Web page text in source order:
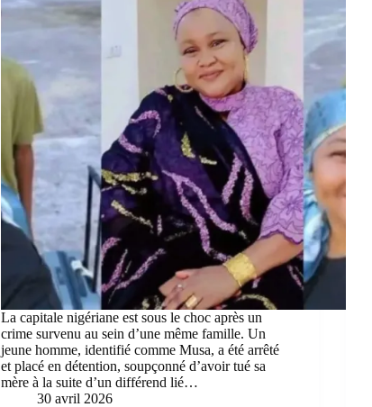
La capitale nigériane est sous le choc après un
crime survenu au sein d’une même famille. Un
jeune homme, identifié comme Musa, a été arrêté
et placé en détention, soupçonné d’avoir tué sa
mère à la suite d’un différend lié…
30 avril 2026